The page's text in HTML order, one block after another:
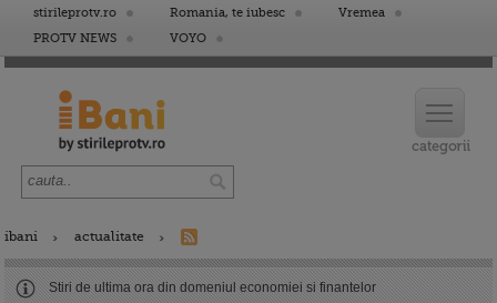
stirileprotv.ro Romania, te iubesc
Vremea
PROTV NEWS
VOYO
ibani actualitate
Stiri de ultima ora din domeniul economiei si finantelor